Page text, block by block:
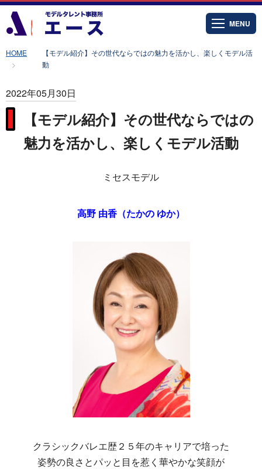
MENU
HOME
【モデル紹介】その世代ならではの魅力を活かし、楽しくモデル活
動
2022年05月30日
【モデル紹介】その世代ならではの
魅力を活かし、楽しくモデル活動
ミセスモデル
高野 由香（たかの ゆか）
クラシックバレエ歴２５年のキャリアで培った
姿勢の良さとパッと目を惹く華やかな笑顔が